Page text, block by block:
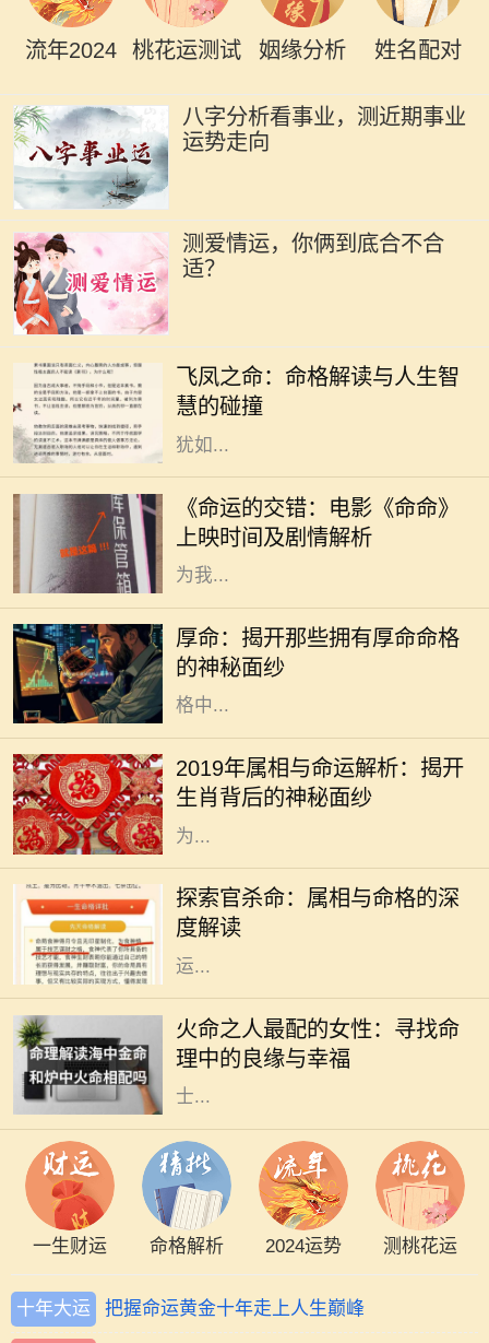
流年2024 桃花运测试 姻缘分析 姓名配对
八字分析看事业，测近期事业
运势走向
测爱情运，你俩到底合不合
适？
飞凤之命：命格解读与人生智
慧的碰撞
种独特而珍贵的命格。它象征着高
贵、优雅与灵动，常被视为一种幸运
和祝福的象征。命格中蕴含的飞凤，
犹如...
《命运的交错：电影《命命》
上映时间及剧情解析
随着电影市场的蓬勃发展，越来越多
的电影作品吸引了观众的目光。其
中，备受期待的《命命》即将于近日
上映，这部充满悬念与情感的电影将
为我...
厚命：揭开那些拥有厚命命格
的神秘面纱
在中国传统文化中，命格一直是一个
令人着迷且神秘的话题。无论是算
命、风水，还是命理学，都是我们探
索未来和命运的工具。而在众多的命
格中...
2019年属相与命运解析：揭开
生肖背后的神秘面纱
2019年是中国农历的己亥年，亥年对
应的属相是猪。猪在中华文化中象征
着财富与好运，常常被认为是富裕与
幸福的象征。猪年出生的人通常被视
为...
探索官杀命：属相与命格的深
度解读
在中国传统文化中，命理学是一门博
大精深的学问，其中属相与命格的关
系尤为引人注目。官杀命，作为一种
特定的命格，常常和成功、权威、财
运...
火命之人最配的女性：寻找命
理中的良缘与幸福
在中国的传统命理学中，火命代表着
热情、活力与激情。火命之人，通常
生性乐观，充满创造力和积极向上的
力量。然而，合适的伴侣对于火命人
士...
一生财运 命格解析 2024运势 测桃花运
十年大运 把握命运黄金十年走上人生巅峰